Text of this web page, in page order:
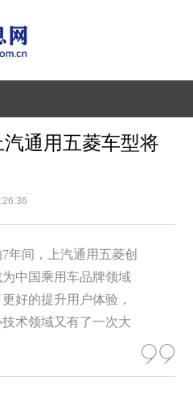
通用五菱车型将
年间，上汽通用五菱创
中国乘用车品牌领域
好的提升用户体验，
技术领域又有了一次大